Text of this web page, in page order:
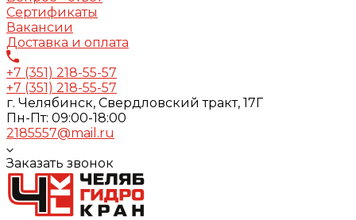
Сертификаты
Вакансии
Доставка и оплата
+7 (351) 218-55-57
+7 (351) 218-55-57
г. Челябинск, Свердловский тракт, 17Г
Пн-Пт: 09:00-18:00
2185557@mail.ru
Заказать звонок